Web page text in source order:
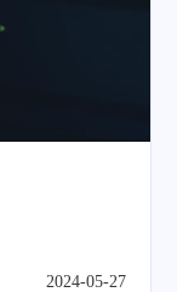
2024-05-27